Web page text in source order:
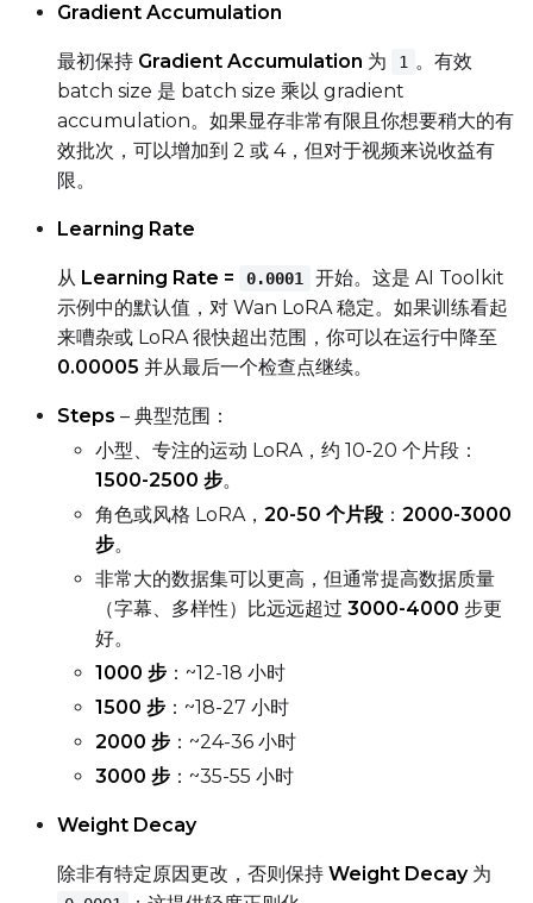
Gradient Accumulation
最初保持 Gradient Accumulation 为 1 。有效
batch size 是 batch size 乘以 gradient
accumulation。如果显存非常有限且你想要稍大的有
效批次，可以增加到 2 或 4，但对于视频来说收益有
限。
Learning Rate
从 Learning Rate = 0.0001
开始。这是 AI Toolkit
示例中的默认值，对 Wan LoRA 稳定。如果训练看起
来嘈杂或 LoRA 很快超出范围，你可以在运行中降至
0.00005 并从最后一个检查点继续。
Steps – 典型范围：
小型、专注的运动 LoRA，约 10-20 个片段：
1500-2500 步。
角色或风格 LoRA， 20-50 个片段 ： 2000-3000
步。
非常大的数据集可以更高，但通常提高数据质量
（字幕、多样性）比远远超过 3000-4000 步更
好。
1000 步 ：~12-18 小时
1500 步 ：~18-27 小时
2000 步 ：~24-36 小时
3000 步 ：~35-55 小时
Weight Decay
除非有特定原因更改，否则保持 Weight Decay为